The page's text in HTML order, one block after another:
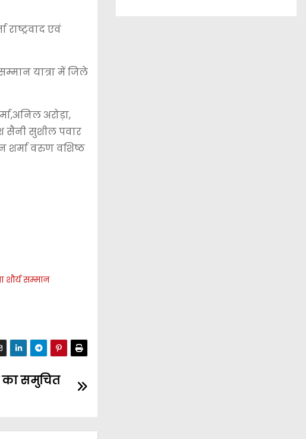
एवं
यात्रा में जिले
अरोड़ा,
सैनी सुशील पवार
शर्मा वरुण वशिष्ठ
शौर्य सम्मान
का समुचित